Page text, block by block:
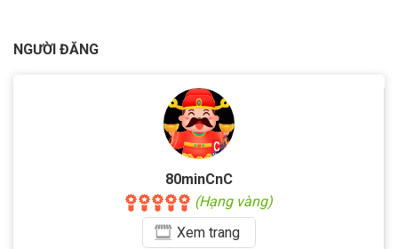
NGƯỜI ĐĂNG
80minCnC
(Hạng vàng)
Xemtrang